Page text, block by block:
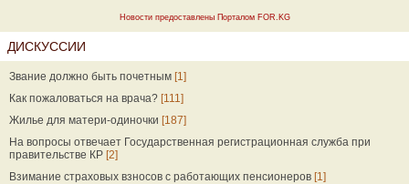
Новости предоставлены Порталом FOR.KG
ДИСКУССИИ
Звание должно быть почетным [1]
Как пожаловаться на врача? [111]
Жилье для матери-одиночки [187]
На вопросы отвечает Государственная регистрационная служба при
правительстве КР [2]
Взимание страховых взносов с работающих пенсионеров [1]